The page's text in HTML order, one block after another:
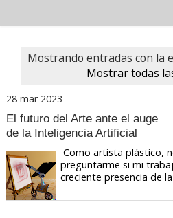
Mostrando entradas con la
Mostrar todas
28 mar 2023
El futuro del Arte ante el auge
de la Inteligencia Artificial
Como artista plástico,
preguntarme si mi
creciente presencia de